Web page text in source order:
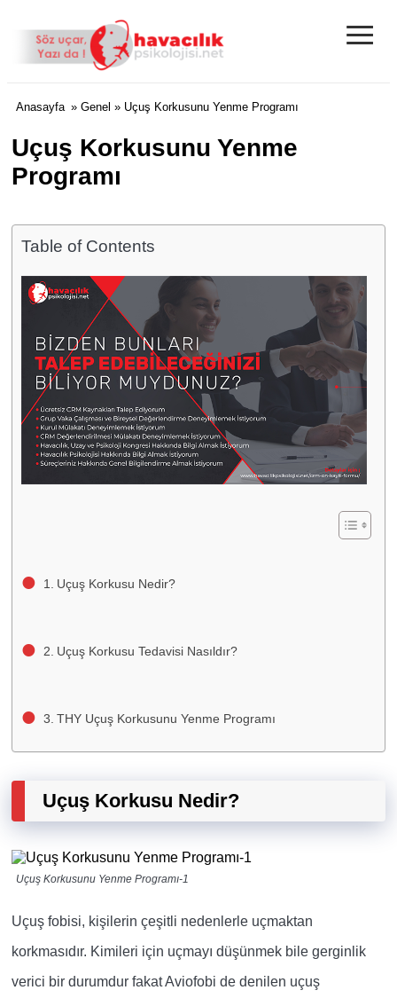
≡
Anasayfa » Genel » Uçuş Korkusunu Yenme Programı
Uçuş Korkusunu Yenme
Programı
Table of Contents
Uçuş Korkusu Nedir?
Uçuş Korkusu Tedavisi Nasıldır?
THY Uçuş Korkusunu Yenme Programı
Uçuş Korkusu Nedir?
Uçuş Korkusunu Yenme Programı-1
Uçuş fobisi, kişilerin çeşitli nedenlerle uçmaktan
korkmasıdır. Kimileri için uçmayı düşünmek bile gerginlik
verici bir durumdur fakatAviofobi de denilen uçuş